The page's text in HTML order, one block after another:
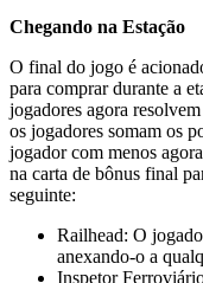
Chegando na Estação
O final do jogo é
para comprar durante a
jogadores agora
os jogadores somam os
jogador com menos
na carta de bônus final
seguinte:
Railhead: O
anexando-o a
Inspetor